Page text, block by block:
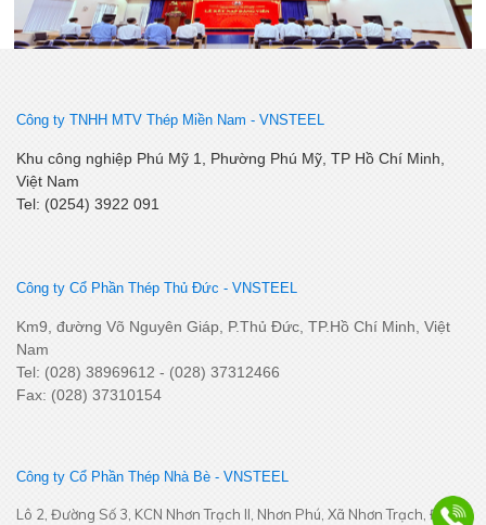
Lễ kết nạp Đảng viên mới – Chi bộ Kỹ Thuật – Chất Lượng
Miền Tây Nam Bộ
Công ty TNHH MTV Thép Miền Nam - VNSTEEL
Khu công nghiệp Phú Mỹ 1, Phường Phú Mỹ, TP Hồ Chí Minh,
Việt Nam
Tel: (0254) 3922 091
Công ty Cổ Phần Thép Thủ Đức - VNSTEEL
Km9, đường Võ Nguyên Giáp, P.Thủ Đức, TP.Hồ Chí Minh, Việt
Nam
Tel: (028) 38969612 - (028) 37312466
Fax: (028) 37310154
Công ty Cổ Phần Thép Nhà Bè - VNSTEEL
Lô 2, Đường Số 3, KCN Nhơn Trạch II, Nhơn Phú, Xã Nhơn Trạch, Đồng